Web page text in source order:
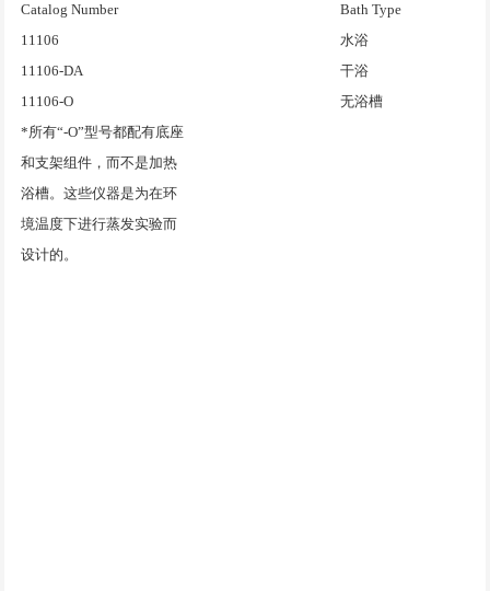
Catalog Number
Bath Type
11106
水浴
11106-DA
干浴
11106-O
无浴槽
*所有“-O”型号都配有底座
和支架组件，而不是加热
浴槽。这些仪器是为在环
境温度下进行蒸发实验而
设计的。